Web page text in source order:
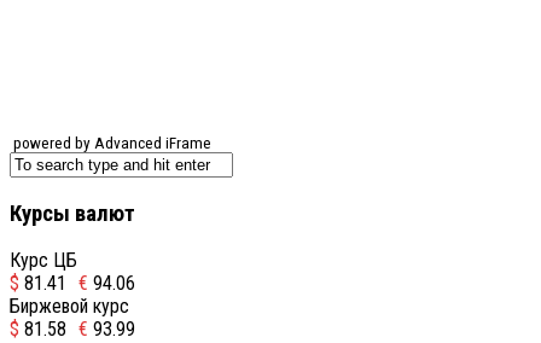
powered by Advanced iFrame
Курсы валют
Курс ЦБ
$ 81.41 € 94.06
Биржевой курс
$ 81.58 € 93.99